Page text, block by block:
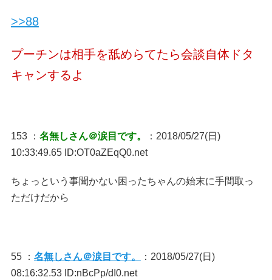
>>88
プーチンは相手を舐めらてたら会談自体ドタ
キャンするよ
153 ： 名無しさん＠涙目です。
：2018/05/27(日)
10:33:49.65 ID:OT0aZEqQ0.net
ちょっという事聞かない困ったちゃんの始末に手間取っ
ただけだから
55 ： 名無しさん＠涙目です。
：2018/05/27(日)
08:16:32.53 ID:nBcPp/dI0.net